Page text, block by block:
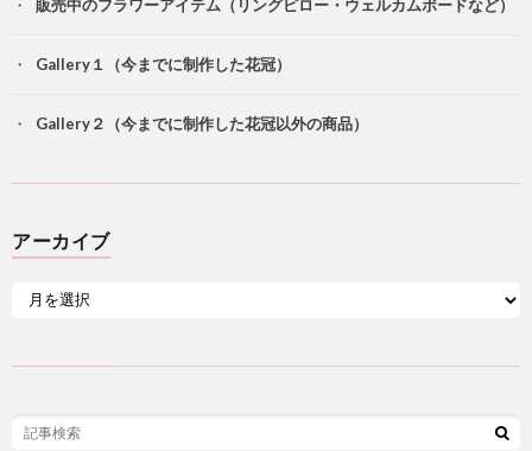
販売中のフラワーアイテム（リングピロー・ウェルカムボードなど）
Gallery１（今までに制作した花冠）
Gallery２（今までに制作した花冠以外の商品）
アーカイブ